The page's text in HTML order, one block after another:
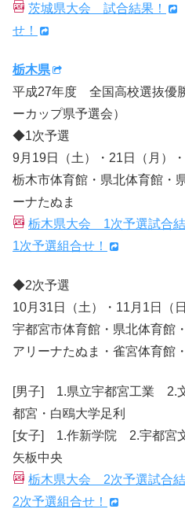
茨城県大会 試合結果！
せ！
栃木県
平成27年度 全国高校選抜優
ーカップ県予選会）
◆1次予選
9月19日（土）・21日（月）・
栃木市体育館・県北体育館・
ーナたぬま
栃木県大会 1次予選試合結
1次予選組合せ！
◆2次予選
10月31日（土）・11月1日（
宇都宮市体育館・県北体育館
アリーナたぬま・雀宮体育館
[男子] 1.県立宇都宮工業 2.
都宮・白鴎大学足利
[女子] 1.作新学院 2.宇都宮
矢板中央
栃木県大会 2次予選試合結
2次予選組合せ！